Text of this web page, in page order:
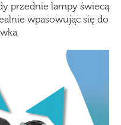
przednie lampy świecą
wpasowując się do